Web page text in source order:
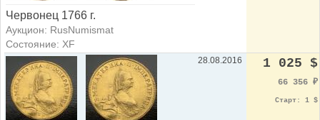
Червонец 1766 г.
Аукцион: RusNumismat
Состояние: XF
28.08.2016 1 025 $
66 356 ₽
Старт: 1 $